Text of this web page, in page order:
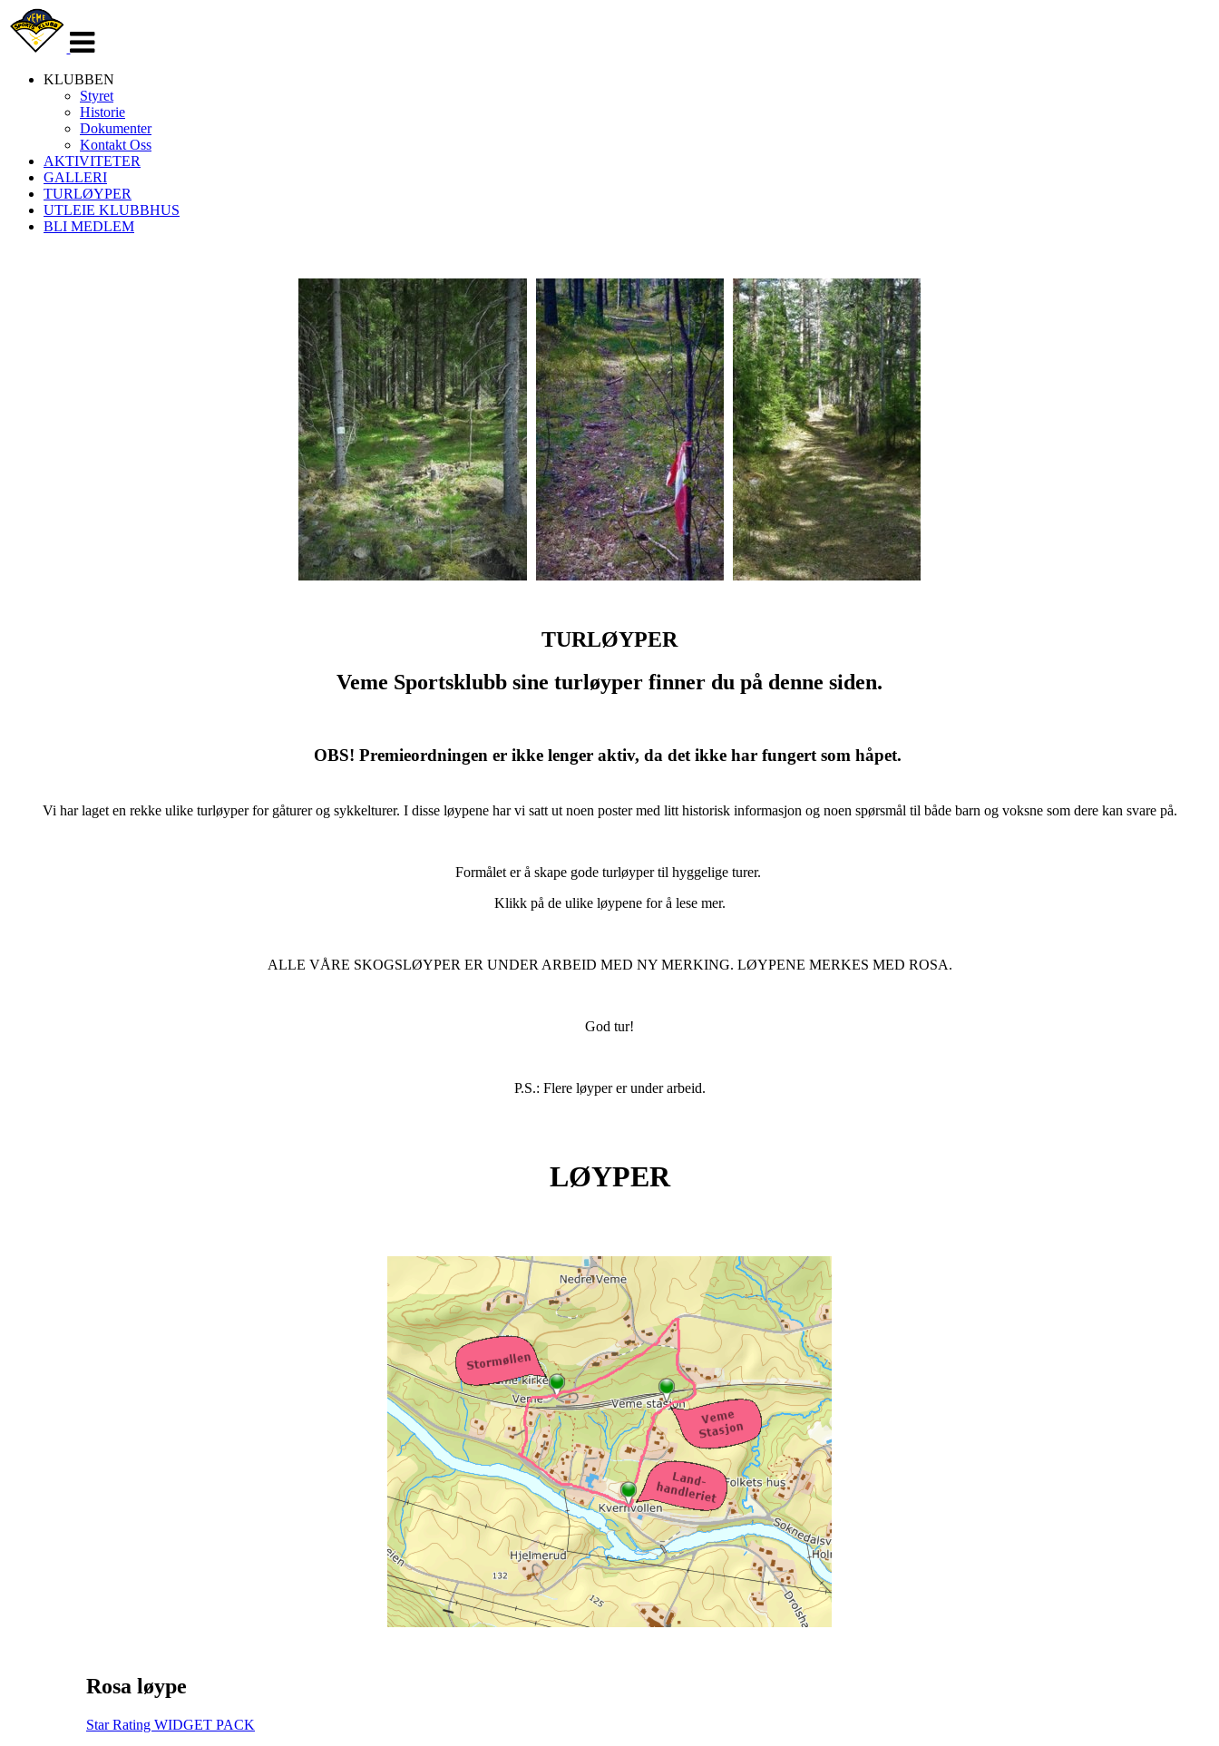
navigasjon
KLUBBEN
Styret
Historie
Dokumenter
Kontakt Oss
AKTIVITETER
GALLERI
TURLØYPER
UTLEIE KLUBBHUS
BLI MEDLEM
TURLØYPER
Veme Sportsklubb sine turløyper finner du på denne siden.
OBS! Premieordningen er ikke lenger aktiv, da det ikke har fungert som håpet.
Vi har laget en rekke ulike turløyper for gåturer og sykkelturer. I disse løypene har vi satt ut noen poster med litt historisk informasjon og noen spørsmål til både barn og voksne som dere kan svare på.
Formålet er å skape gode turløyper til hyggelige turer.
Klikk på de ulike løypene for å lese mer.
ALLE VÅRE SKOGSLØYPER ER UNDER ARBEID MED NY MERKING. LØYPENE MERKES MED ROSA.
God tur!
P.S.: Flere løyper er under arbeid.
LØYPER
Rosa løype
Star Rating WIDGET PACK